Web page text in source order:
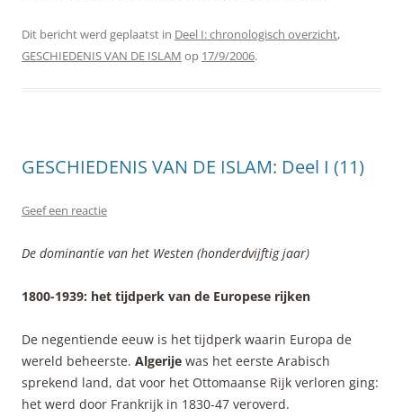
Dit bericht werd geplaatst in Deel I: chronologisch overzicht,
GESCHIEDENIS VAN DE ISLAM op 17/9/2006.
GESCHIEDENIS VAN DE ISLAM: Deel I (11)
Geef een reactie
De dominantie van het Westen (honderdvijftig jaar)
1800-1939: het tijdperk van de Europese rijken
De negentiende eeuw is het tijdperk waarin Europa de
wereld beheerste. Algerije was het eerste Arabisch
sprekend land, dat voor het Ottomaanse Rijk verloren ging:
het werd door Frankrijk in 1830-47 veroverd.